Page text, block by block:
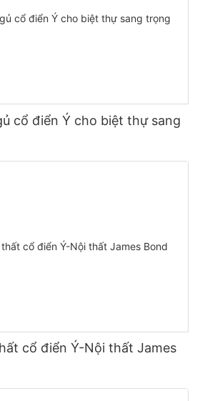
cổ điển Ý cho biệt thự sang
cổ điển Ý-Nội thất James